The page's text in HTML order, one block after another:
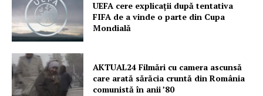
UEFA cere explicații după tentativa
FIFA de a vinde o parte din Cupa
Mondială
AKTUAL24 Filmări cu camera ascunsă
care arată sărăcia cruntă din România
comunistă în anii ’80